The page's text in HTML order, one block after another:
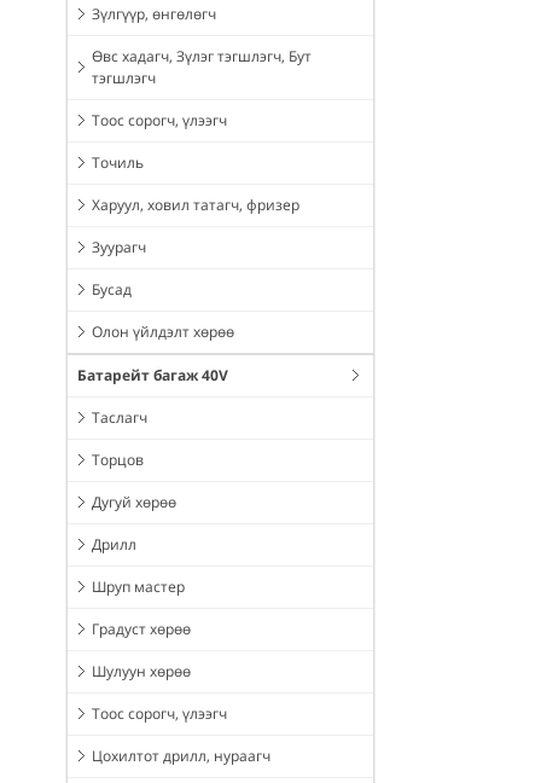
Зүлгүүр, өнгөлөгч
Өвс хадагч, Зүлэг тэгшлэгч, Бут
тэгшлэгч
Тоос сорогч, үлээгч
Точиль
Харуул, ховил татагч, фризер
Зуурагч
Бусад
Олон үйлдэлт хөрөө
Батарейт багаж 40V
Таслагч
Торцов
Дугуй хөрөө
Дрилл
Шруп мастер
Градуст хөрөө
Шулуун хөрөө
Тоос сорогч, үлээгч
Цохилтот дрилл, нураагч